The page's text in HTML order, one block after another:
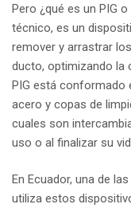
Pero ¿qué es un PIG
técnico, es un
remover y arrastrar
ducto, optimizando la
PIG está conformado
acero y copas de
cuales son
uso o al finalizar su
En Ecuador, una de
utiliza estos